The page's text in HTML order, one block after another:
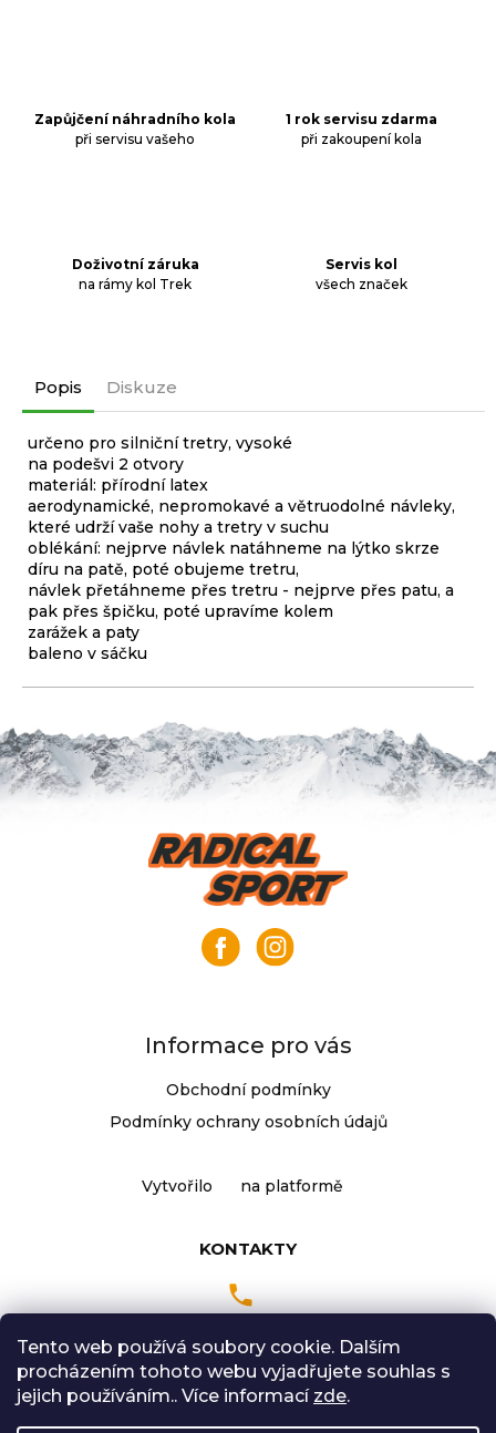
Tento web používá soubory cookie. Dalším
procházením tohoto webu vyjadřujete souhlas s
jejich používáním.. Více informací zde.
Zapůjčení náhradního kola
při servisu vašeho
1 rok servisu zdarma
při zakoupení kola
Doživotní záruka
na rámy kol Trek
Servis kol
všech značek
Popis Diskuze
určeno pro silniční tretry, vysoké
na podešvi 2 otvory
materiál: přírodní latex
aerodynamické, nepromokavé a větruodolné návleky,
které udrží vaše nohy a tretry v suchu
oblékání: nejprve návlek natáhneme na lýtko skrze
díru na patě, poté obujeme tretru,
návlek přetáhneme přes tretru - nejprve přes patu, a
pak přes špičku, poté upravíme kolem
zarážek a paty
baleno v sáčku
Informace pro vás
Obchodní podmínky
Podmínky ochrany osobních údajů
Vytvořilo na platformě
KONTAKTY
Pondělí až Pátek
9:00 - 18:00 hodin
Sobota: 9:00-12:00